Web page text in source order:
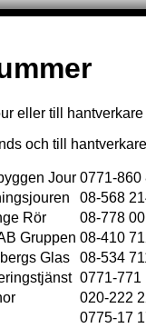
eller till
och till
Jour 0771-860
08-568
Rör
08-778
Gruppen 08-410
Glas
08-534
0771-771
020-222
0775-17